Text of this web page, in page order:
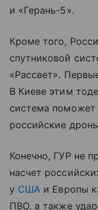
и «Герань-5».
Кроме того,
спутниковой
«Рассвет».
В Киеве этим
система
российские
Конечно, ГУР не
насчет
у США и Европы
ПВО, а также